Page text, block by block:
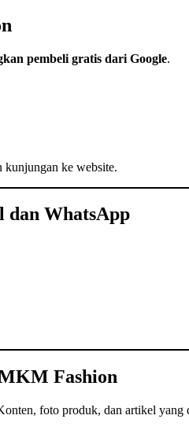
pembeli gratis dari Google.
kunjungan ke website.
dan WhatsApp
Fashion
foto produk, dan artikel yang